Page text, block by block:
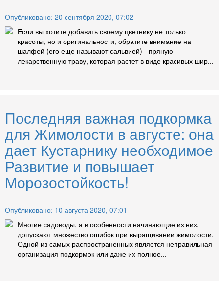
Опубликовано: 20 сентября 2020, 07:02
Если вы хотите добавить своему цветнику не только
красоты, но и оригинальности, обратите внимание на
шалфей (его еще называют сальвией) - пряную
лекарственную траву, которая растет в виде красивых шир...
Последняя важная подкормка
для Жимолости в августе: она
дает Кустарнику необходимое
Развитие и повышает
Морозостойкость!
Опубликовано: 10 августа 2020, 07:01
Многие садоводы, а в особенности начинающие из них,
допускают множество ошибок при выращивании жимолости.
Одной из самых распространенных является неправильная
организация подкормок или даже их полное...